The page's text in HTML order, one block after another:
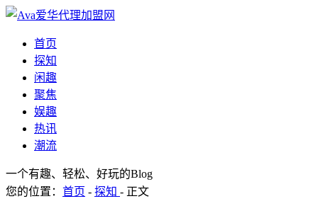
首页
探知
闲趣
聚焦
娱趣
热讯
潮流
一个有趣、轻松、好玩的Blog
您的位置： 首页 - 探知 - 正文